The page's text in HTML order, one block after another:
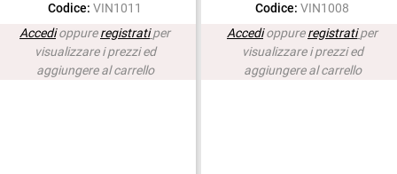
Codice: VIN1011
Accedioppureregistrati per
visualizzare i prezzi ed
aggiungere al carrello
Codice: VIN1008
Accedioppureregistrati per
visualizzare i prezzi ed
aggiungere al carrello